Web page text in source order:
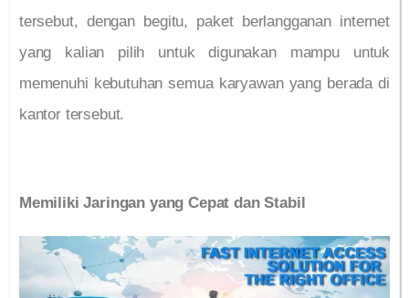
tersebut, dengan begitu, paket berlangganan internet
yang kalian pilih untuk digunakan mampu untuk
memenuhi kebutuhan semua karyawan yang berada di
kantor tersebut.
Memiliki Jaringan yang Cepat dan Stabil